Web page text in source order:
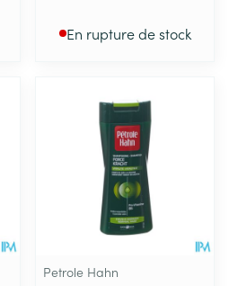
En rupture de stock
Petrole Hahn